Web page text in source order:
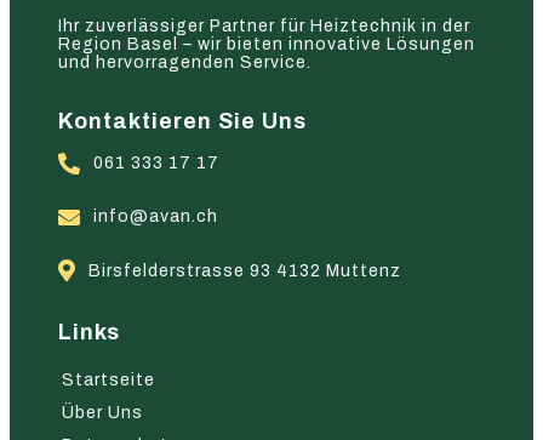
Ihr zuverlässiger Partner für Heiztechnik in der
Region Basel – wir bieten innovative Lösungen
und hervorragenden Service.
Kontaktieren Sie Uns
061 333 17 17
info@avan.ch
Birsfelderstrasse 93 4132 Muttenz
Links
Startseite
Über Uns